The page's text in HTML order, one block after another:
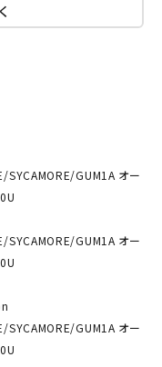
SYCAMORE/GUM1A オー
SYCAMORE/GUM1A オー
SYCAMORE/GUM1A オー